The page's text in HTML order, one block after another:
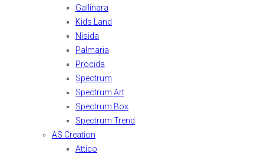
Gallinara
Kids Land
Nisida
Palmaria
Procida
Spectrum
Spectrum Art
Spectrum Box
Spectrum Trend
AS Creation
Attico